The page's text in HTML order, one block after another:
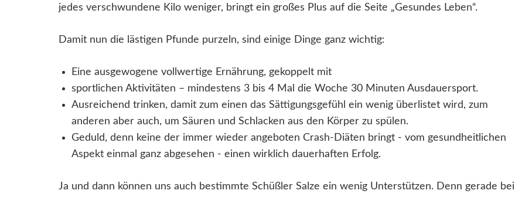
jedes verschwundene Kilo weniger, bringt ein großes Plus auf die Seite „Gesundes Leben“.
Damit nun die lästigen Pfunde purzeln, sind einige Dinge ganz wichtig:
Eine ausgewogene vollwertige Ernährung, gekoppelt mit
sportlichen Aktivitäten – mindestens 3 bis 4 Mal die Woche 30 Minuten Ausdauersport.
Ausreichend trinken, damit zum einen das Sättigungsgefühl ein wenig überlistet wird, zum
anderen aber auch, um Säuren und Schlacken aus den Körper zu spülen.
Geduld, denn keine der immer wieder angeboten Crash-Diäten bringt - vom gesundheitlichen
Aspekt einmal ganz abgesehen - einen wirklich dauerhaften Erfolg.
Ja und dann können uns auch bestimmte Schüßler Salze ein wenig Unterstützen. Denn gerade bei